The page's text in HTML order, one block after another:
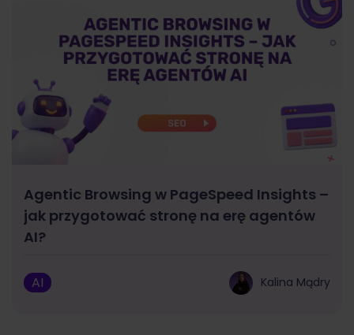
Agentic Browsing w PageSpeed Insights –
jak przygotować stronę na erę agentów
AI?
AI Kalina Mądry